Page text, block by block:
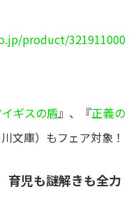
product/321911000
ギスの盾』、『正義の
文庫）もフェア対象！
児も謎解きも全力